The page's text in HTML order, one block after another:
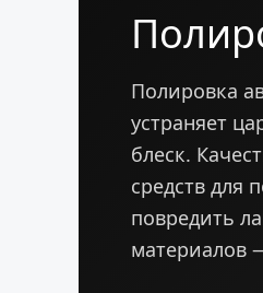
Полировка
устраняет
блеск.
средств для
повредить
материалов